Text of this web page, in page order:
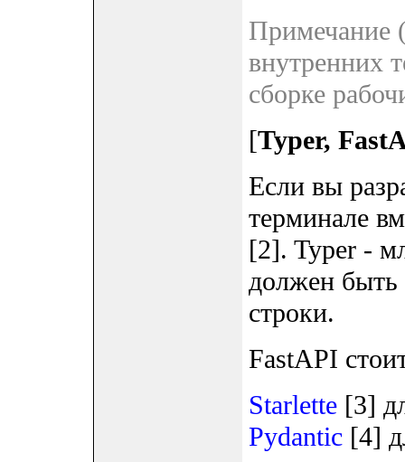
Примечание
внутренних
сборке
[Typer,
Если вы
терминале
[2]. Typer -
должен быть
строки.
FastAPI
Starlette[3]
Pydantic[4]